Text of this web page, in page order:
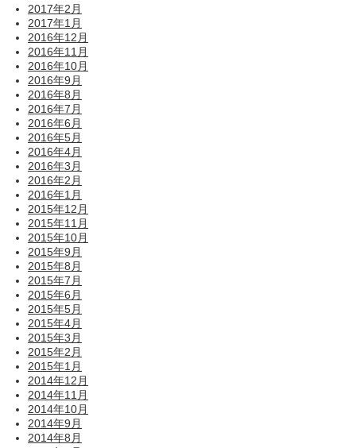
2017年2月
2017年1月
2016年12月
2016年11月
2016年10月
2016年9月
2016年8月
2016年7月
2016年6月
2016年5月
2016年4月
2016年3月
2016年2月
2016年1月
2015年12月
2015年11月
2015年10月
2015年9月
2015年8月
2015年7月
2015年6月
2015年5月
2015年4月
2015年3月
2015年2月
2015年1月
2014年12月
2014年11月
2014年10月
2014年9月
2014年8月